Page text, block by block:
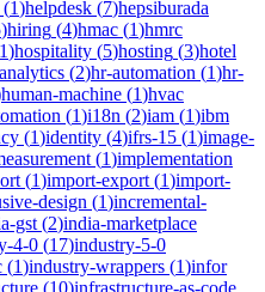
(1)helpdesk (7)hepsiburada
)hiring (4)hmac (1)hmrc
1)hospitality (5)hosting (3)hotel
(2)hr-automation (1)hr-
human-machine (1)hvac
(1)i18n (2)iam (1)ibm
(1)identity (4)ifrs-15 (1)image-
(1)implementation
(1)import-export (1)import-
design (1)incremental-
gst (2)india-marketplace
4-0 (17)industry-5-0
(1)industry-wrappers (1)infor
(10)infrastructure-as-code